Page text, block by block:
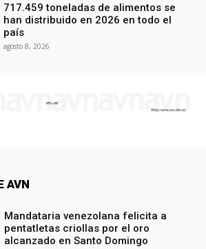
717.459 toneladas de alimentos se
han distribuido en 2026 en todo el
país
agosto 8, 2026
AVN
Mandataria venezolana felicita a
pentatletas criollas por el oro
alcanzado en Santo Domingo